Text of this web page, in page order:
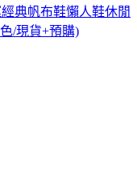
典帆布鞋懶人鞋休閒
/現貨+預購)